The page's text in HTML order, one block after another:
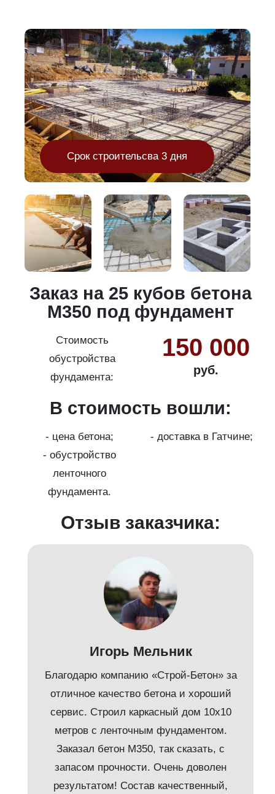
Срок строительсва 3 дня
Заказ на 25 кубов бетона
М350 под фундамент
Стоимость
обустройства
фундамента:
150 000
руб.
В стоимость вошли:
- цена бетона;
- доставка в Гатчине;
- обустройство
ленточного
фундамента.
Отзыв заказчика:
Игорь Мельник
Благодарю компанию «Строй-Бетон» за
отличное качество бетона и хороший
сервис. Строил каркасный дом 10х10
метров с ленточным фундаментом.
Заказал бетон М350, так сказать, с
запасом прочности. Очень доволен
результатом! Состав качественный,